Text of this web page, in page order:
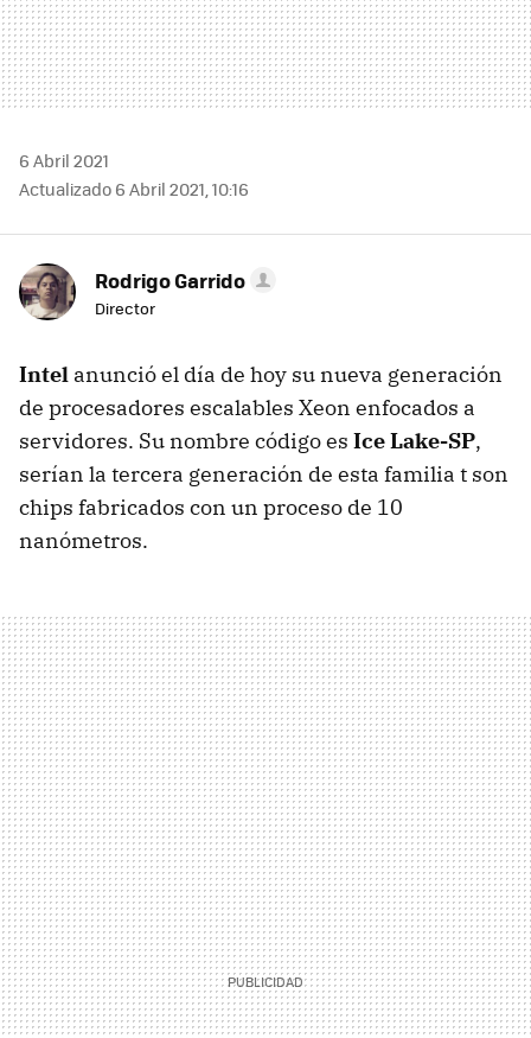
6 Abril 2021
Actualizado 6 Abril 2021, 10:16
Rodrigo Garrido
Director
Intel anunció el día de hoy su nueva generación
de procesadores escalables Xeon enfocados a
servidores. Su nombre código es Ice Lake-SP,
serían la tercera generación de esta familia t son
chips fabricados con un proceso de 10
nanómetros.